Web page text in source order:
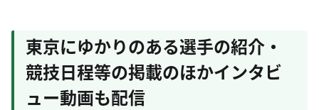
東京にゆかりのある選手の紹介・
競技日程等の掲載のほかインタビ
ュー動画も配信